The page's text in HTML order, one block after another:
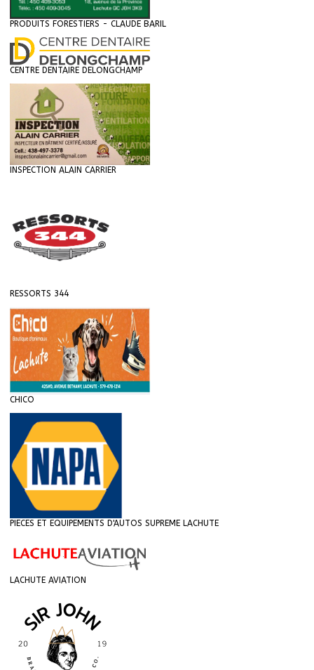
PRODUITS FORESTIERS - CLAUDE BARIL
CENTRE DENTAIRE DELONGCHAMP
INSPECTION ALAIN CARRIER
RESSORTS 344
CHICO
PIECES ET EQUIPEMENTS D'AUTOS SUPREME LACHUTE
LACHUTE AVIATION